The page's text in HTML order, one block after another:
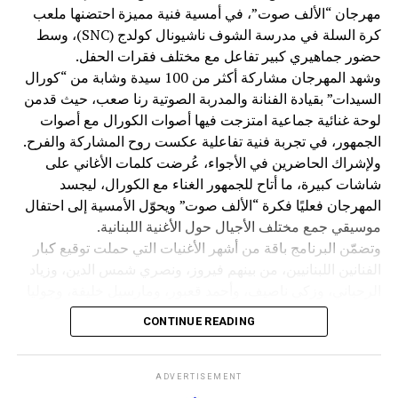
الهاشمية. وأشاد بالدور الريادي الذي تضطلع به المملكة في
ترسيخ قيم الاعتدال والحكمة والانفتاح، وبمكانتها العربية
والإسلامية بقيادة جلالة الملك عبد الله الثاني. كما أثنى على
شخصية السفير الحديد، واصفًا إياه بأنه “سفير للمحبة والأخوّة
والفكر”، لما يجسده من حكمة ورقي في العمل الدبلوماسي،
مؤكدًا أن عكار كانت وستبقى أرضًا للكرامة والوطنية والانتماء
العربي، وحاضنةً للقاءات التي تعزز أواصر الأخوة والتلاقي بين
أبناء الوطن والأشقاء العرب.
وتلا اللقاء وليمة غداء سادتها أجواء من الألفة والمحبة، عكست
عمق العلاقات الإنسانية والأخوية بين الحضور.
رحبة الأستاذ عدنان ملحم، ورئيسة بلدية بينو الدكتورة كارول
فارس، اللذان قدّما شرحًا عن المحمية، وأهميتها البيئية، وتاريخ
مهرجان “الألف صوت”، في أمسية فنية مميزة احتضنها ملعب
كرة السلة في مدرسة الشوف ناشيونال كولدج (SNC)، وسط
حضور جماهيري كبير تفاعل مع مختلف فقرات الحفل.
وشهد المهرجان مشاركة أكثر من 100 سيدة وشابة من “كورال
السيدات” بقيادة الفنانة والمدربة الصوتية رنا صعب، حيث قدمن
لوحة غنائية جماعية امتزجت فيها أصوات الكورال مع أصوات
الجمهور، في تجربة فنية تفاعلية عكست روح المشاركة والفرح.
ولإشراك الحاضرين في الأجواء، عُرضت كلمات الأغاني على
شاشات كبيرة، ما أتاح للجمهور الغناء مع الكورال، ليجسد
المهرجان فعليًا فكرة “الألف صوت” ويحوّل الأمسية إلى احتفال
موسيقي جمع مختلف الأجيال حول الأغنية اللبنانية.
وتضمّن البرنامج باقة من أشهر الأغنيات التي حملت توقيع كبار
بطرس، في أمسية أعادت إحياء الذاكرة الفنية اللبنانية وأضفت
أجواءً من الحنين والمحبة.
ويأتي هذا الحدث باكورة برنامج “صيف بعقلين 2026” الذي
يتضمن سلسلة من النشاطات الثقافية والفنية والاجتماعية، في
CONTINUE READING
ADVERTISEMENT